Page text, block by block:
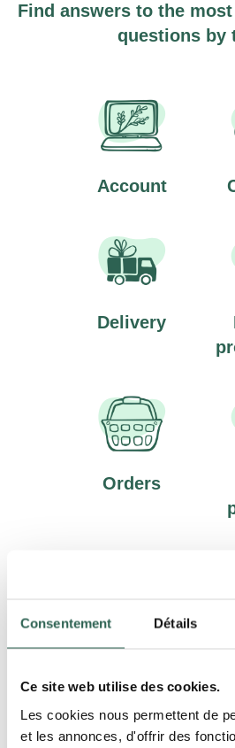
Consentement Détails
Ce site web utilise des cookies.
Les cookies nous permettent de
et les annonces, d'offrir des
Find answers to the
questions by
Account
Delivery
Orders